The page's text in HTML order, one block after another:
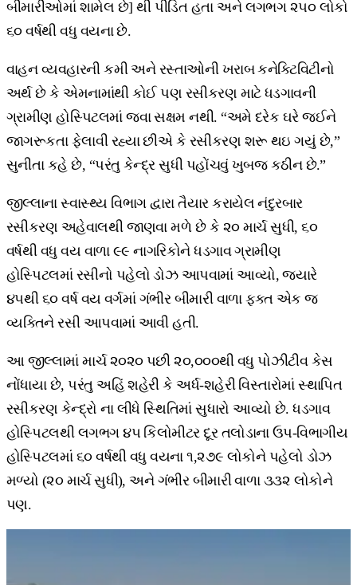
બીમારીઓમાં શામેલ છે] થી પીડિત હતા અને લગભગ ૨૫૦ લોકો
૬૦ વર્ષથી વધુ વયના છે.
વાહન વ્યવહારની કમી અને રસ્તાઓની ખરાબ કનેક્ટિવિટીનો
અર્થ છે કે એમનામાંથી કોઈ પણ રસીકરણ માટે ધડગાવની
ગ્રામીણ હોસ્પિટલમાં જવા સક્ષમ નથી. “અમે દરેક ઘરે જઈને
જાગરૂકતા ફેલાવી રહ્યા છીએ કે રસીકરણ શરૂ થઇ ગયું છે,”
સુનીતા કહે છે, “પરંતુ કેન્દ્ર સુધી પહોંચવું ખુબજ કઠીન છે.”
જીલ્લાના સ્વાસ્થ્ય વિભાગ દ્વારા તૈયાર કરાયેલ નંદુરબાર
રસીકરણ અહેવાલથી જાણવા મળે છે કે ૨૦ માર્ચ સુધી, ૬૦
વર્ષથી વધુ વય વાળા ૯૯ નાગરિકોને ધડગાવ ગ્રામીણ
હોસ્પિટલમાં રસીનો પહેલો ડોઝ આપવામાં આવ્યો, જ્યારે
૪૫થી ૬૦ વર્ષ વય વર્ગમાં ગંભીર બીમારી વાળા ફક્ત એક જ
વ્યક્તિને રસી આપવામાં આવી હતી.
આ જીલ્લામાં માર્ચ ૨૦૨૦ પછી ૨૦,૦૦૦થી વધુ પોઝીટીવ કેસ
નોંધાયા છે, પરંતુ અહિં શહેરી કે અર્ધ-શહેરી વિસ્તારોમાં સ્થાપિત
રસીકરણ કેન્દ્રો ના લીધે સ્થિતિમાં સુધારો આવ્યો છે. ધડગાવ
હોસ્પિટલથી લગભગ ૪૫ કિલોમીટર દૂર તલોડાના ઉપ-વિભાગીય
હોસ્પિટલમાં ૬૦ વર્ષથી વધુ વયના ૧,૨૭૯ લોકોને પહેલો ડોઝ
મળ્યો (૨૦ માર્ચ સુધી), અને ગંભીર બીમારી વાળા ૩૩૨ લોકોને
પણ.